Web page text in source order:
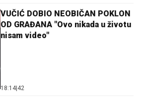
VUČIĆ DOBIO NEOBIČAN POKLON
OD GRAĐANA "Ovo nikada u životu
nisam video"
18:14 42